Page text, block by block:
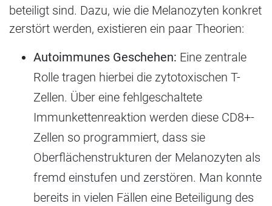
beteiligt sind. Dazu, wie die Melanozyten konkret
zerstört werden, existieren ein paar Theorien:
Autoimmunes Geschehen: Eine zentrale
Rolle tragen hierbei die zytotoxischen T-
Zellen. Über eine fehlgeschaltete
Immunkettenreaktion werden diese CD8+-
Zellen so programmiert, dass sie
Oberflächenstrukturen der Melanozyten als
fremd einstufen und zerstören. Man konnte
bereits in vielen Fällen eine Beteiligung des